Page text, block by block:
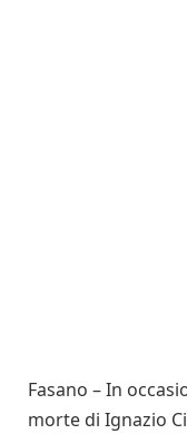
Fasano – In
morte di Ignazio